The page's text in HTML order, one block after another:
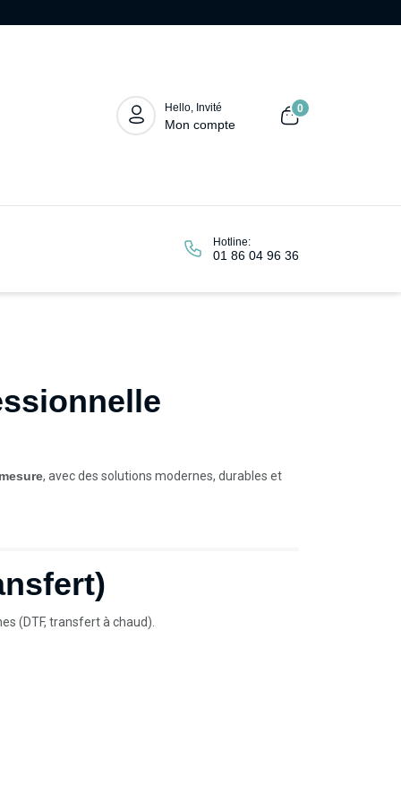
Hello, Invité
Mon compte
0
Hotline:
01 86 04 96 36
, avec des solutions modernes, durables et
(DTF, transfert à chaud).